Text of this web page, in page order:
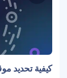
تويتر
كيفية تحديد